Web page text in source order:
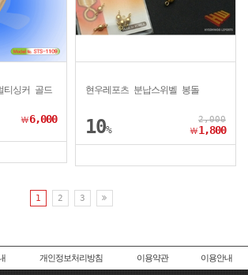
티싱커 골드
￦6,000
현우레포츠 분납스위벨 봉돌
10%
2,000
￦1,800
1 2 3
개인정보처리방침 이용약관 이용안내